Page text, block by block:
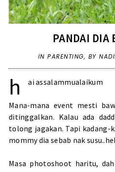
PANDAI DIA
INPARENTING, BY
h ai assalammualaikum
Mana-mana event mesti
ditinggalkan. Kalau ada
tolong jagakan. Tapi kadang-
mommy dia sebab nak
Masa photoshoot haritu,